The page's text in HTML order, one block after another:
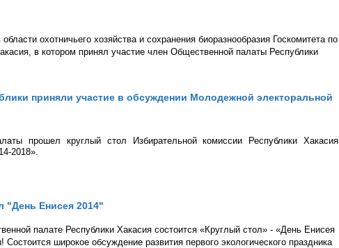
охотничьего хозяйства и сохранения биоразнообразия Госкомитета по
в котором принял участие член Общественной палаты Республики
приняли участие в обсуждении Молодежной электоральной
прошел круглый стол Избирательной комиссии Республики Хакасия
2018».
"День Енисея 2014"
палате Республики Хакасия состоится «Круглый стол» - «День Енисея
широкое обсуждение развития первого экологического праздника